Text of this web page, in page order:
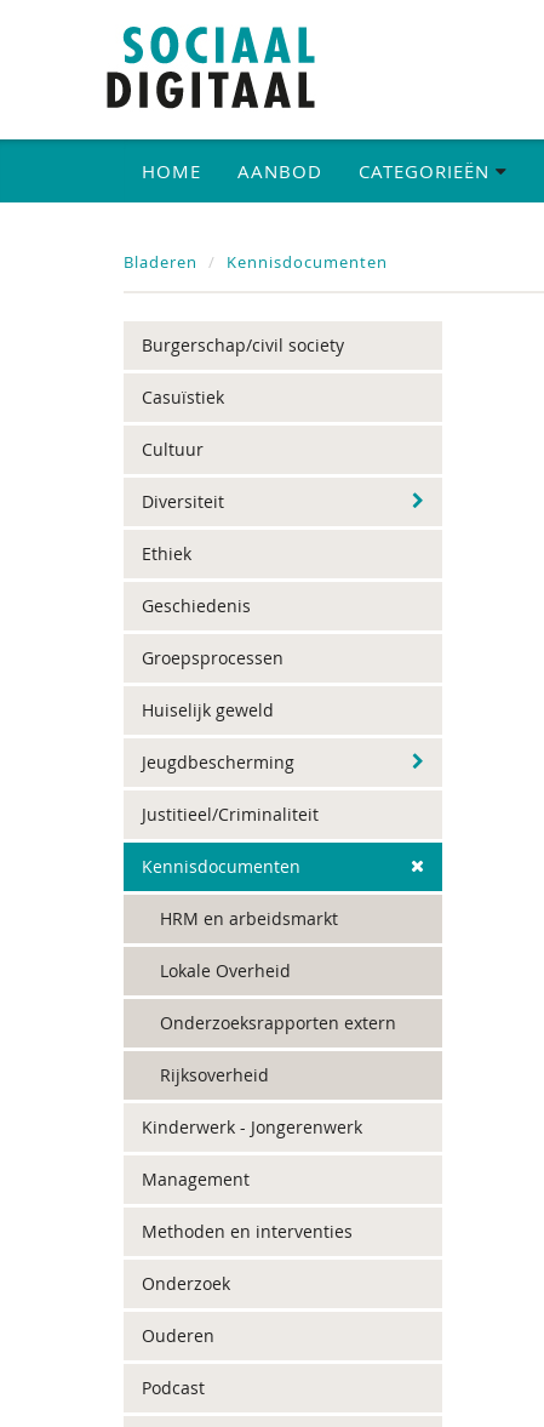
HOME AANBOD CATEGORIEËN
Bladeren Kennisdocumenten
Burgerschap/civil society
Casuïstiek
Cultuur
Diversiteit
Ethiek
Geschiedenis
Groepsprocessen
Huiselijk geweld
Jeugdbescherming
Justitieel/Criminaliteit
Kennisdocumenten
HRM en arbeidsmarkt
Lokale Overheid
Onderzoeksrapporten extern
Rijksoverheid
Kinderwerk - Jongerenwerk
Management
Methoden en interventies
Onderzoek
Ouderen
Podcast